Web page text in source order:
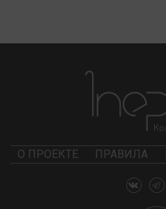
О ПРОЕКТЕ ПРАВИЛА